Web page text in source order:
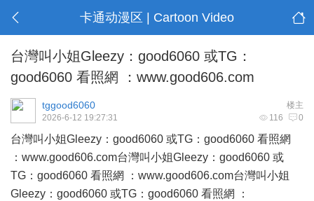
卡通动漫区 | Cartoon Video
台灣叫小姐Gleezy：good6060 或TG：
good6060 看照網 ：www.good606.com
楼主
tggood6060
116 0
2026-6-12 19:27:31
台灣叫小姐Gleezy：good6060 或TG：good6060 看照網
： www.good606.com台灣叫小姐Gleezy：good6060 或
TG：good6060 看照網 ： www.good606.com台灣叫小姐
Gleezy：good6060 或TG：good6060 看照網 ：